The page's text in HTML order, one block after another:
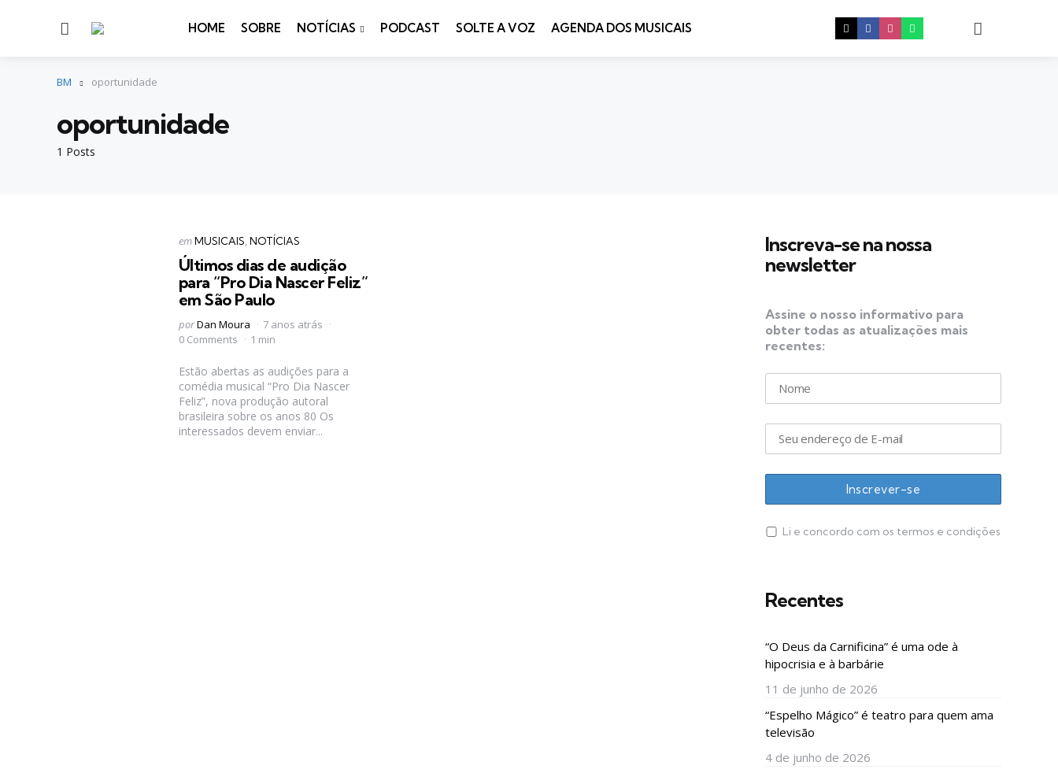
Menu HOME SOBRE NOTÍCIAS PODCAST SOLTE A VOZ AGENDA DOS MUSICAIS
BM oportunidade
1 Posts
oportunidade
Categorias
Postado
em
em MUSICAIS NOTÍCIAS
Últimos dias de audição
para “Pro Dia Nascer Feliz”
em São Paulo
Postado
por
porDan Moura
7 anos atrás
0 Comments
1 min
Estão abertas as audições para a
comédia musical “Pro Dia Nascer
Feliz”, nova produção autoral
brasileira sobre os anos 80 Os
interessados devem enviar...
Inscreva-se na nossa
newsletter
Assine o nosso informativo para
obter todas as atualizações mais
recentes:
Li e concordo com os termos e condições
Recentes
“O Deus da Carnificina” é uma ode à
hipocrisia e à barbárie
11 de junho de 2026
“Espelho Mágico” é teatro para quem ama
televisão
4 de junho de 2026